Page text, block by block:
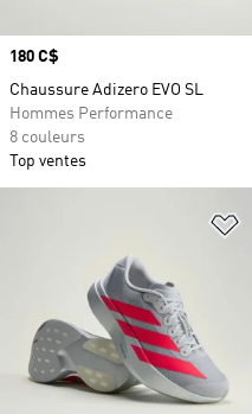
Prix
180 C$
Chaussure Adizero EVO SL
Hommes Performance
8 couleurs
Top ventes